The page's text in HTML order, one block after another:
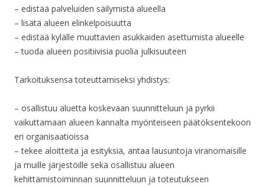
– edistää palveluiden säilymistä alueella
– lisätä alueen elinkelpoisuutta
– edistää kylälle muuttavien asukkaiden asettumista alueelle
– tuoda alueen positiivisia puolia julkisuuteen
Tarkoituksensa toteuttamiseksi yhdistys:
– osallistuu aluetta koskevaan suunnitteluun ja pyrkii
vaikuttamaan alueen kannalta myönteiseen päätöksentekoon
eri organisaatioissa
– tekee aloitteita ja esityksiä, antaa lausuntoja viranomaisille
ja muille järjestöille sekä osallistuu alueen
kehittämistoiminnan suunnitteluun ja toteutukseen